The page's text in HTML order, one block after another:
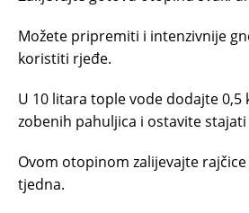
Možete pripremiti i intenzivnije
koristiti rjeđe.
U 10 litara tople vode dodajte 0,5
zobenih pahuljica i ostavite stajati
Ovom otopinom zalijevajte
tjedna.